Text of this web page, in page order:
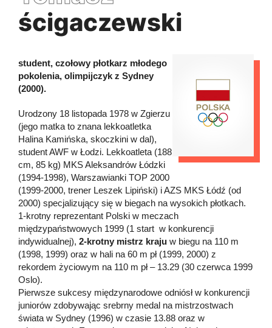
ścigaczewski
student, czołowy płotkarz młodego
pokolenia, olimpijczyk z Sydney
(2000).
Urodzony 18 listopada 1978 w Zgierzu
(jego matka to znana lekkoatletka
Halina Kamińska, skoczkini w dal),
student AWF w Łodzi. Lekkoatleta (188
cm, 85 kg) MKS Aleksandrów Łódzki
(1994-1998), Warszawianki TOP 2000
(1999-2000, trener Leszek Lipiński) i AZS MKS Łódź (od
2000) specjalizujący się w biegach na wysokich płotkach.
1-krotny reprezentant Polski w meczach
międzypaństwowych 1999 (1 start w konkurencji
indywidualnej), 2-krotny mistrz kraju w biegu na 110 m
(1998, 1999) oraz w hali na 60 m pł (1999, 2000) z
rekordem życiowym na 110 m pł – 13.29 (30 czerwca 1999
Oslo).
Pierwsze sukcesy międzynarodowe odniósł w konkurencji
juniorów zdobywając srebrny medal na mistrzostwach
świata w Sydney (1996) w czasie 13.88 oraz w